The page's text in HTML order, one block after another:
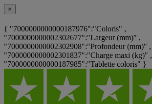
×
{ "7000000000000187976":"Coloris" ,
"7000000000002302677":"Largeur (mm)" ,
"7000000000002302908":"Profondeur (mm)" ,
"7000000000002301837":"Charge maxi (kg)" ,
"7000000000000187985":"Tablette coloris" }